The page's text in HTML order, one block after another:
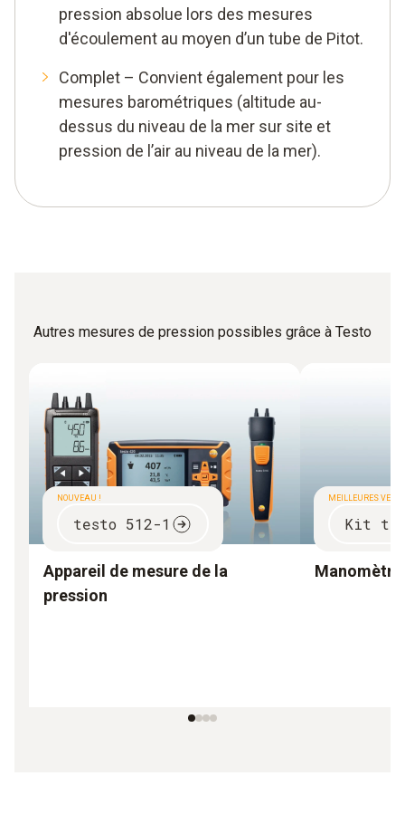
pression absolue lors des mesures
d'écoulement au moyen d’un tube de Pitot.
Complet – Convient également pour les
mesures barométriques (altitude au-
dessus du niveau de la mer sur site et
pression de l’air au niveau de la mer).
Autres mesures de pression possibles grâce à Testo
NOUVEAU !
testo 512-1
Appareil de mesure de la
pression
MEILLEURES
Kit